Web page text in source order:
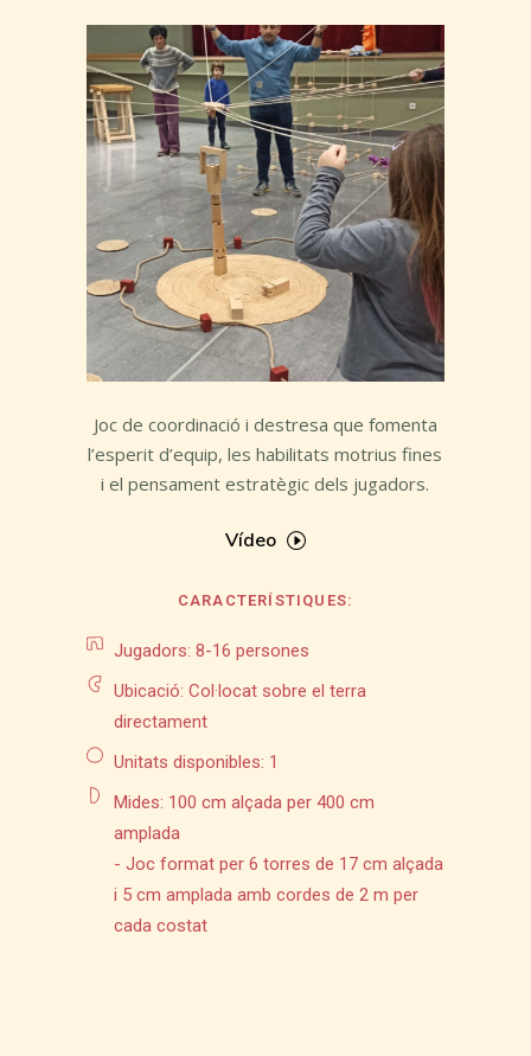
Joc de coordinació i destresa que fomenta
l’esperit d’equip, les habilitats motrius fines
i el pensament estratègic dels jugadors.
Vídeo
CARACTERÍSTIQUES:
Jugadors: 8-16 persones
Ubicació: Col·locat sobre el terra
directament
Unitats disponibles: 1
Mides: 100 cm alçada per 400 cm
amplada
- Joc format per 6 torres de 17 cm alçada
i 5 cm amplada amb cordes de 2 m per
cada costat